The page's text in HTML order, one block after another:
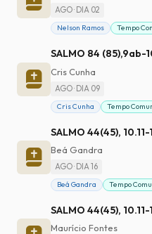
AGO · DIA 02
Nelson Ramos Tempo
Cris Cunha
AGO · DIA 09
Cris Cunha Tempo
SALMO 44(45),
Beá Gandra
AGO · DIA 16
Beá Gandra Tempo
SALMO 44(45),
Maurício Fontes